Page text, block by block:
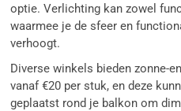
optie. Verlichting kan zowel
waarmee je de sfeer en
verhoogt.
Diverse winkels bieden zonne-
vanaf €20 per stuk, en deze
geplaatst rond je balkon om